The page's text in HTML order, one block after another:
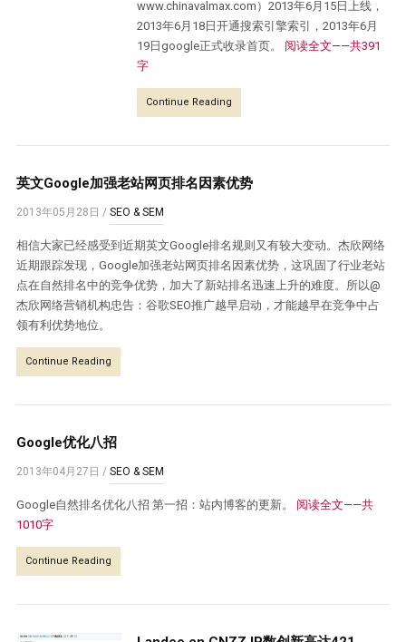
www.chinavalmax.com）2013年6月15日上线，
2013年6月18日开通搜索引擎索引，2013年6月
19日google正式收录首页。 阅读全文——共391
字
Continue Reading
英文Google加强老站网页排名因素优势
2013年05月28日 / SEO & SEM
相信大家已经感受到近期英文Google排名规则又有较大变动。杰欣网络
近期跟踪发现，Google加强老站网页排名因素优势，这巩固了行业老站
点在自然排名中的竞争优势，加大了新站排名迅速上升的难度。所以@
杰欣网络营销机构忠告：谷歌SEO推广越早启动，才能越早在竞争中占
领有利优势地位。
Continue Reading
Google优化八招
2013年04月27日 / SEO & SEM
Google自然排名优化八招 第一招：站内博客的更新。 阅读全文——共
1010字
Continue Reading